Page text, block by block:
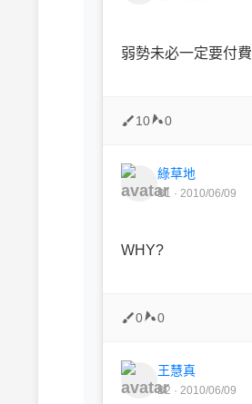
弱勢未必一定要付費
10 0
綠草地
B1 · 2010/06/09
WHY?
0 0
王慧真
B2 · 2010/06/09